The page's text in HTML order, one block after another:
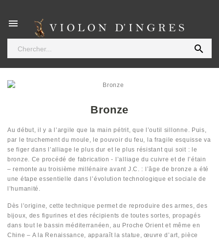


Bronze
Au début, il y a l’argile que la main pétrit, que l’outil sillonne. Puis,
par le truchement du moule, le pouvoir du feu, la fragile esquisse va
se figer dans l’alliage le plus dur et le plus résistant qui soit : le
bronze. Ce procédé de fabrication - l’alliage du cuivre et de l’étain
– remonte au troisième millénaire avant J.C. : l’âge de bronze a été
une étape essentielle dans l’évolution technologique et sociale de
l’humanité.
Dès l’origine, cette technique permet de reproduire des armes, des
bijoux, des figurines et des récipients de toutes sortes, propagés
dans tout le bassin méditerranéen, au Proche Orient et même en
Chine – A la Renaissance, apparaît la statue, œuvre d’art, pièce